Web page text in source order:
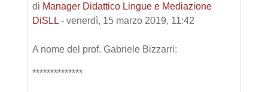
di Manager Didattico Lingue e Mediazione
DiSLL - venerdì, 15 marzo 2019, 11:42
A nome del prof. Gabriele Bizzarri:
**************